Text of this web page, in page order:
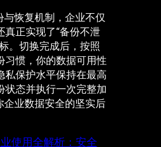
恢复机制，企业不仅
真正实现了“备份不泄
。切换完成后，按照
习惯，你的数据可用性
私保护水平保持在最高
状态并执行一次完整加
企业数据安全的坚实后
使用全解析：安全